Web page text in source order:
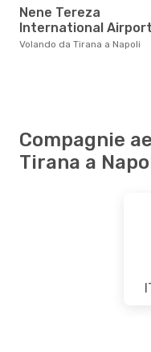
Nene Tereza
International Airport
Volando da Tirana a Napoli
Compagnie
Tirana a